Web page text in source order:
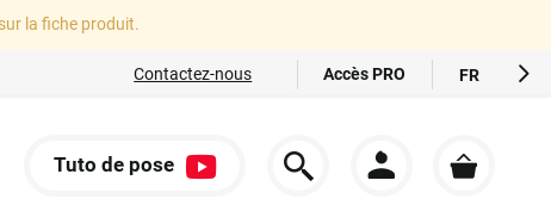
la fiche produit.
Contactez-nous Accès PRO FR
Tuto de pose